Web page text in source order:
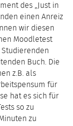
des „Just in
einen Anreiz
wir diesen
Moodletest
Buch. Die
z.B. als
für
hat es sich für
so zu
zu